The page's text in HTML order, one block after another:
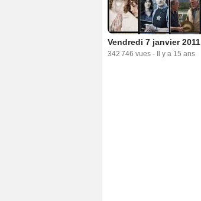
Vendredi 7 janvier 2011
342 746 vues - Il y a 15 ans